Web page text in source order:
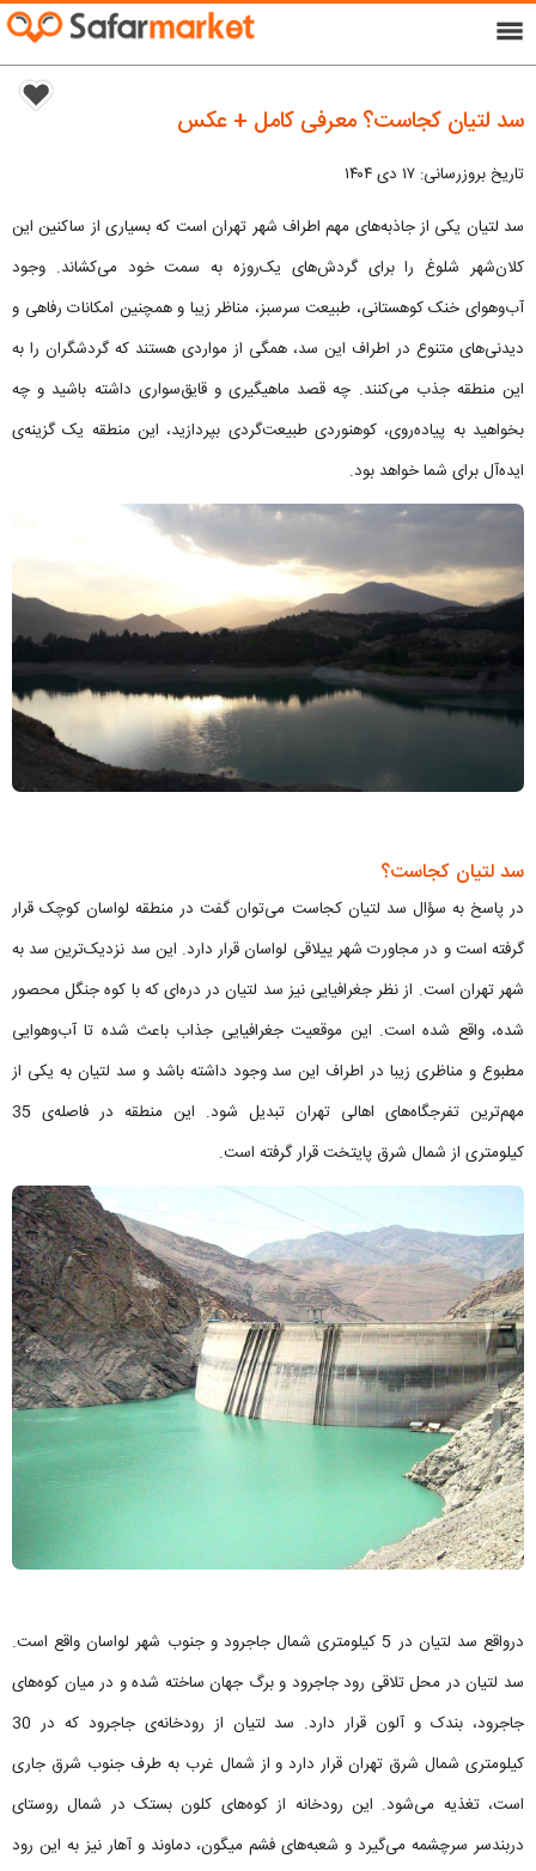
menu
سد لتیان کجاست؟ معرفی کامل + عکس
تاریخ بروزرسانی: ۱۷ دی ۱۴۰۴
سد لتیان یکی از جاذبه‌های مهم اطراف شهر تهران است که بسیاری از ساکنین این
کلان‌شهر شلوغ را برای گردش‌های یک‌روزه به سمت خود می‌کشاند. وجود
آب‌وهوای خنک کوهستانی، طبیعت سرسبز، مناظر زیبا و همچنین امکانات رفاهی و
دیدنی‌های متنوع در اطراف این سد، همگی از مواردی هستند که گردشگران را به
این منطقه جذب می‌کنند. چه قصد ماهیگیری و قایق‌سواری داشته باشید و چه
بخواهید به پیاده‌روی، کوهنوردی طبیعت‌گردی بپردازید، این منطقه یک گزینه‌ی
ایده‌آل برای شما خواهد بود.
سد لتیان کجاست؟
در پاسخ به سؤال سد لتیان کجاست می‌توان گفت در منطقه لواسان کوچک قرار
گرفته است و در مجاورت شهر ییلاقی لواسان قرار دارد. این سد نزدیک‌ترین سد به
شهر تهران است. از نظر جغرافیایی نیز سد لتیان در دره‌ای که با کوه جنگل محصور
شده، واقع شده است. این موقعیت جغرافیایی جذاب باعث شده تا آب‌وهوایی
مطبوع و مناظری زیبا در اطراف این سد وجود داشته باشد و سد لتیان به یکی از
مهم‌ترین تفرجگاه‌های اهالی تهران تبدیل شود. این منطقه در فاصله‌ی 35
کیلومتری از شمال شرق پایتخت قرار گرفته است.
درواقع سد لتیان در 5 کیلومتری شمال جاجرود و جنوب شهر لواسان واقع است.
سد لتیان در محل تلاقی رود جاجرود و برگ جهان ساخته شده و در میان کوه‌های
جاجرود، بندک و آلون قرار دارد. سد لتیان از رودخانه‌ی جاجرود که در 30
کیلومتری شمال شرق تهران قرار دارد و از شمال غرب به طرف جنوب شرق جاری
است، تغذیه می‌شود. این رودخانه از کوه‌های کلون بستک در شمال روستای
دربندسر سرچشمه می‌گیرد و شعبه‌های فشم میگون، دماوند و آهار نیز به این رود